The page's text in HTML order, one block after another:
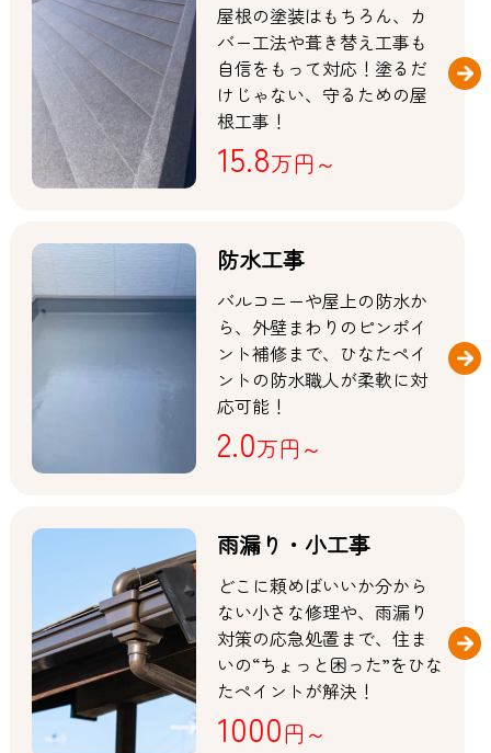
屋根の塗装はもちろん、カ
バー工法や葺き替え工事も
自信をもって対応！塗るだ
けじゃない、守るための屋
根工事！
15.8万円～
防水工事
バルコニーや屋上の防水か
ら、外壁まわりのピンポイ
ント補修まで、ひなたペイ
ントの防水職人が柔軟に対
応可能！
2.0万円～
雨漏り・小工事
どこに頼めばいいか分から
ない小さな修理や、雨漏り
対策の応急処置まで、住ま
いの“ちょっと困った”をひな
たペイントが解決！
1000円～